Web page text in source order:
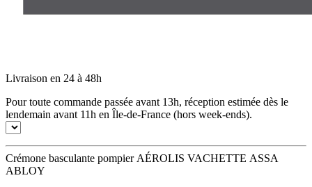
Livraison en 24 à 48h
Pour toute commande passée avant 13h, réception estimée dès le
lendemain avant 11h en Île-de-France (hors week-ends).
Crémone basculante pompier AÉROLIS VACHETTE ASSA
ABLOY